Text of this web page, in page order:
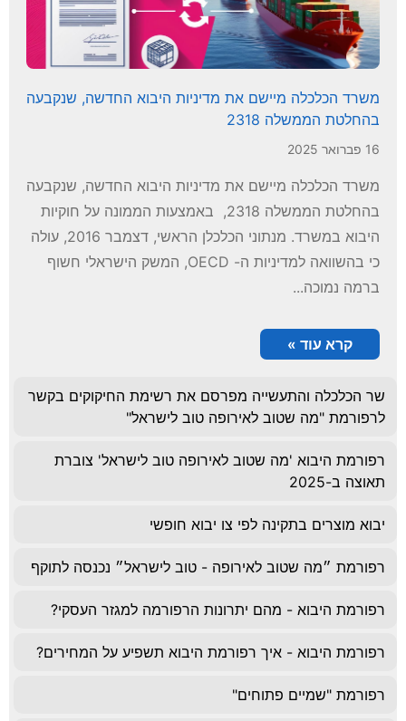
משרד הכלכלה מיישם את מדיניות היבוא החדשה, שנקבעה
בהחלטת הממשלה 2318
16 פברואר 2025
משרד הכלכלה מיישם את מדיניות היבוא החדשה, שנקבעה
בהחלטת הממשלה 2318, באמצעות הממונה על חוקיות
היבוא במשרד. מנתוני הכלכלן הראשי, דצמבר 2016, עולה
כי בהשוואה למדיניות ה- OECD, המשק הישראלי חשוף
ברמה נמוכה...
קרא עוד »
שר הכלכלה והתעשייה מפרסם את רשימת החיקוקים בקשר
לרפורמת "מה שטוב לאירופה טוב לישראל"
רפורמת היבוא 'מה שטוב לאירופה טוב לישראל' צוברת
תאוצה ב-2025
יבוא מוצרים בתקינה לפי צו יבוא חופשי
רפורמת ״מה שטוב לאירופה - טוב לישראל״ נכנסה לתוקף
רפורמת היבוא - מהם יתרונות הרפורמה למגזר העסקי?
רפורמת היבוא - איך רפורמת היבוא תשפיע על המחירים?
רפורמת "שמיים פתוחים"